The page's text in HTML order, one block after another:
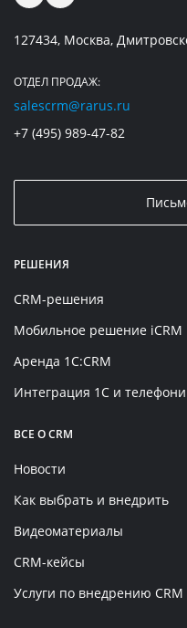
127434, Москва,
ОТДЕЛ ПРОДАЖ:
salescrm@rarus.ru
+7 (495) 989-47-82
РЕШЕНИЯ
CRM-решения
Мобильное решение iCRM
Аренда 1C:CRM
Интеграция 1С и
ВСЕ О CRM
Новости
Как выбрать и внедрить
Видеоматериалы
CRM-кейсы
Услуги по внедрению CRM